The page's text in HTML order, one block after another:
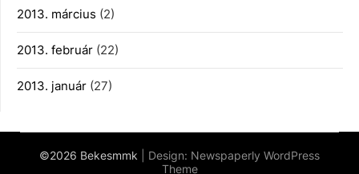
2013. március (2)
2013. február (22)
2013. január (27)
©2026 Bekesmmk | Design: Newspaperly WordPress
Theme